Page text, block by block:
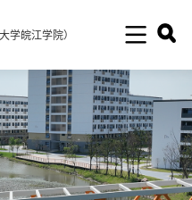
学皖江学院）